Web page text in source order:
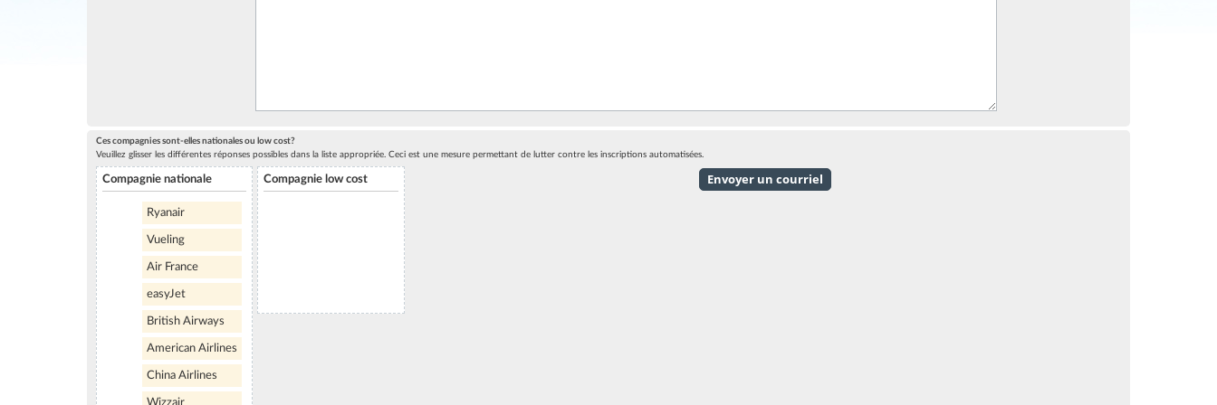
Ces compagnies sont-elles nationales ou low cost?
Veuillez glisser les différentes réponses possibles dans la liste appropriée. Ceci est une mesure permettant de lutter contre les inscriptions automatisées.
Compagnie nationale
Ryanair
Vueling
Air France
easyJet
British Airways
American Airlines
China Airlines
Compagnie low cost